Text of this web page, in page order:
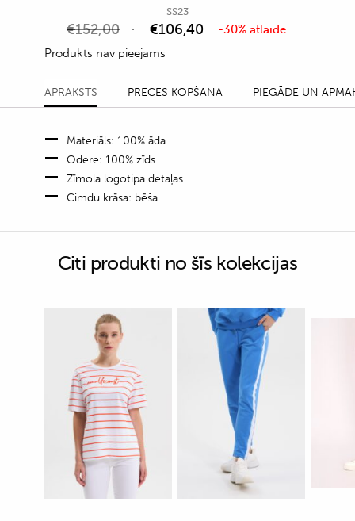
SS23
€152,00 €106,40
-30% atlaide
Produkts nav pieejams
APRAKSTS PRECES KOPŠANA PIEGĀDE UN
Materiāls: 100% āda
Odere: 100% zīds
Zīmola logotipa detaļas
Cimdu krāsa: bēša
Citi produkti no šīs kolekcijas